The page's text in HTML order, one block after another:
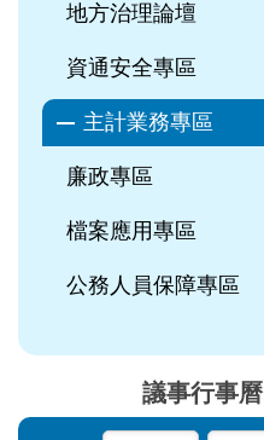
地方治理論壇
資通安全專區
主計業務專區
廉政專區
檔案應用專區
公務人員保障專區
議事行事曆